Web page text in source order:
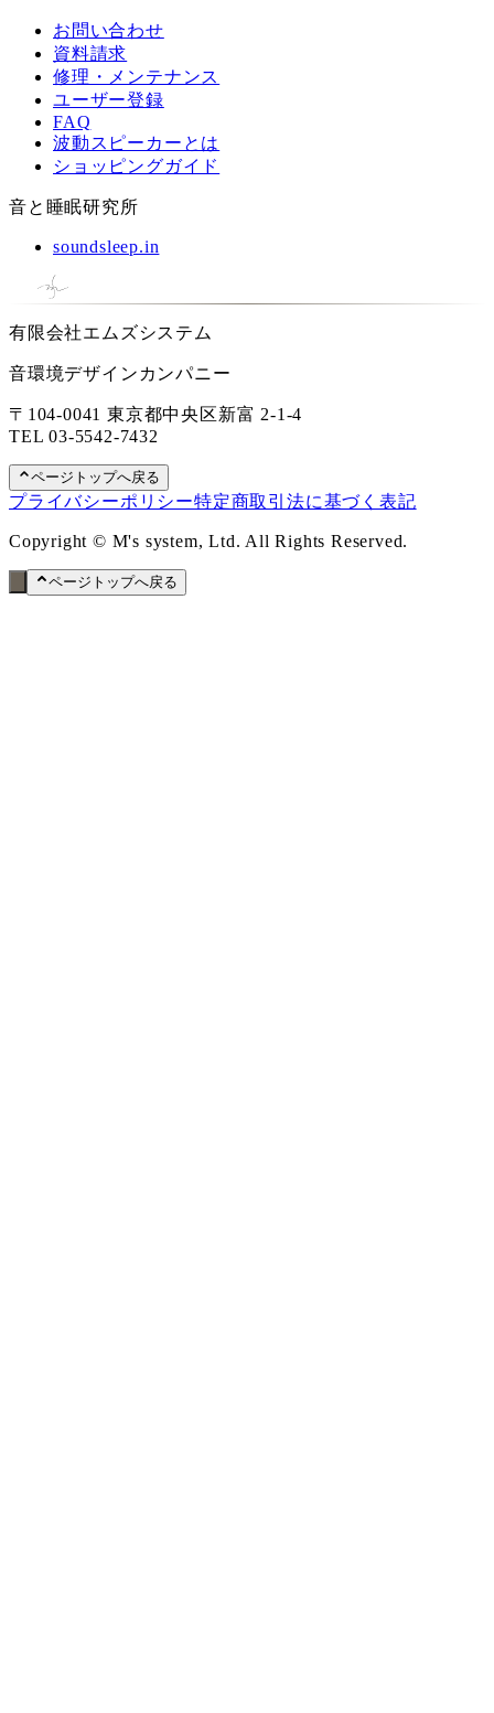
お問い合わせ
資料請求
修理・メンテナンス
ユーザー登録
FAQ
波動スピーカーとは
ショッピングガイド
音と睡眠研究所
soundsleep.in
有限会社エムズシステム
音環境デザインカンパニー
〒104-0041 東京都中央区新富 2-1-4
TEL03-5542-7432
ページトップへ戻る
プライバシーポリシー特定商取引法に基づく表記
Copyright © M's system, Ltd. All Rights Reserved.
ページトップへ戻る